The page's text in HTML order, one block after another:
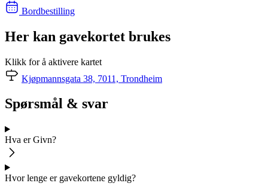
Bordbestilling
Her kan gavekortet brukes
Klikk for å aktivere kartet
Kjøpmannsgata 38, 7011, Trondheim
Spørsmål & svar
Hva er Givn?
Hvor lenge er gavekortene gyldig?